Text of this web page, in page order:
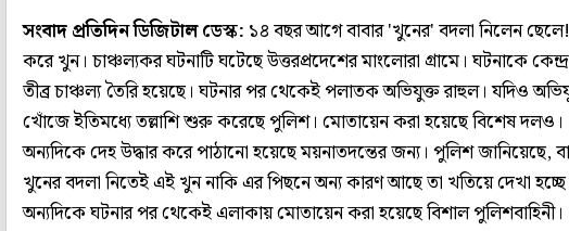
সংবাদ প্রতিদিন ডিজিটাল ডেস্ক: ১৪ বছর আগে বাবার 'খুনের' বদলা নিলেন
করে খুন। চাঞ্চল্যকর ঘটনাটি ঘটেছে উত্তরপ্রদেশের মাংলোরা গ্রামে। ঘটনাকে
তীব্র চাঞ্চল্য তৈরি হয়েছে। ঘটনার পর থেকেই পলাতক অভিযুক্ত রাহুল। যদিও
খোঁজে ইতিমধ্যে তল্লাশি শুরু করেছে পুলিশ। মোতায়েন করা হয়েছে বিশেষ দলও।
অন্যদিকে দেহ উদ্ধার করে পাঠানো হয়েছে ময়নাতদন্তের জন্য। পুলিশ জানিয়েছে,
খুনের বদলা নিতেই এই খুন নাকি এর পিছনে অন্য কারণ আছে তা খতিয়ে দেখা
অন্যদিকে ঘটনার পর থেকেই এলাকায় মোতায়েন করা হয়েছে বিশাল পুলিশবাহিনী।